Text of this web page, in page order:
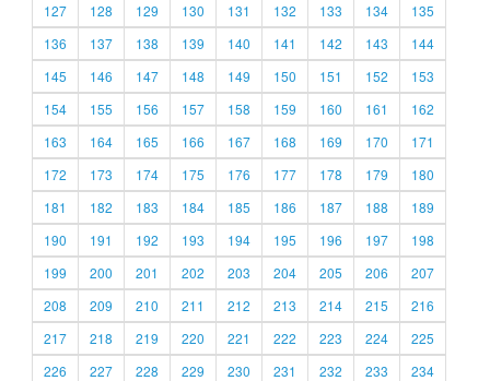
127
128 129 130 131 132 133 134
135
136
137 138 139 140 141 142 143
144
145
146 147 148 149 150 151 152
153
154
155 156 157 158 159 160 161
162
163
164 165 166 167 168 169 170
171
172
173 174 175 176 177 178 179
180
181
182 183 184 185 186 187 188
189
190
191 192 193 194 195 196 197
198
199
200 201 202 203 204 205 206
207
208
209 210 211 212 213 214 215
216
217
218 219 220 221 222 223 224
225
226
227 228 229 230 231 232 233
234